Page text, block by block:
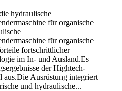
hydraulische
für organische
für organische
fortschrittlicher
im In- und Ausland.Es
der Hightech-
Ausrüstung integriert
und hydraulische...